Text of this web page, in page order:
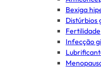
Bexiga
Distúrbios
Fertilidade
Infecção